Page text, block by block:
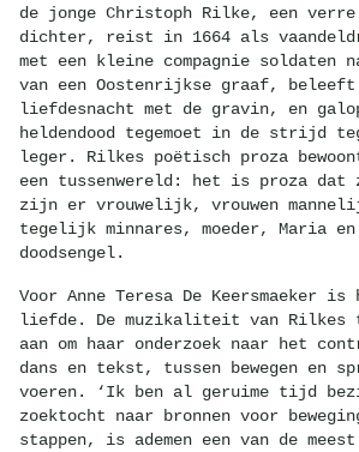
de jonge Christoph Rilke, een verre
dichter, reist in 1664 als
met een kleine compagnie soldaten
van een Oostenrijkse graaf, beleeft
liefdesnacht met de gravin, en
heldendood tegemoet in de strijd
leger. Rilkes poëtisch proza
een tussenwereld: het is proza dat
zijn er vrouwelijk, vrouwen
tegelijk minnares, moeder, Maria en
doodsengel.
Voor Anne Teresa De Keersmaeker is
liefde. De muzikaliteit van
aan om haar onderzoek naar het
dans en tekst, tussen bewegen en
voeren. ‘Ik ben al geruime tijd
zoektocht naar bronnen voor
stappen, is ademen een van de